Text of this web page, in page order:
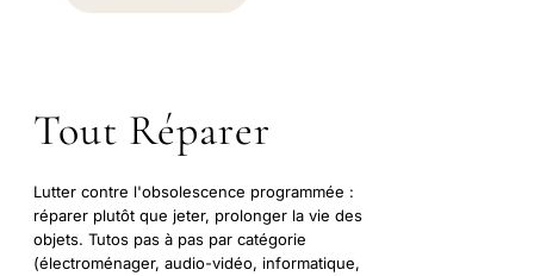
Tout Réparer
Lutter contre l'obsolescence programmée :
réparer plutôt que jeter, prolonger la vie des
objets. Tutos pas à pas par catégorie
(électroménager, audio-vidéo, informatique,